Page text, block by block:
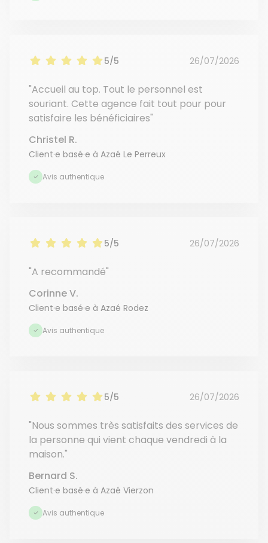
5/5 26/07/2026
"Accueil au top. Tout le personnel est
souriant. Cette agence fait tout pour pour
satisfaire les bénéficiaires"
Christel R.
Client·e basé·e à Azaé Le Perreux
Avis authentique
5/5 26/07/2026
"A recommandé"
Corinne V.
Client·e basé·e à Azaé Rodez
Avis authentique
5/5 26/07/2026
"Nous sommes très satisfaits des services de
la personne qui vient chaque vendredi à la
maison."
Bernard S.
Client·e basé·e à Azaé Vierzon
Avis authentique